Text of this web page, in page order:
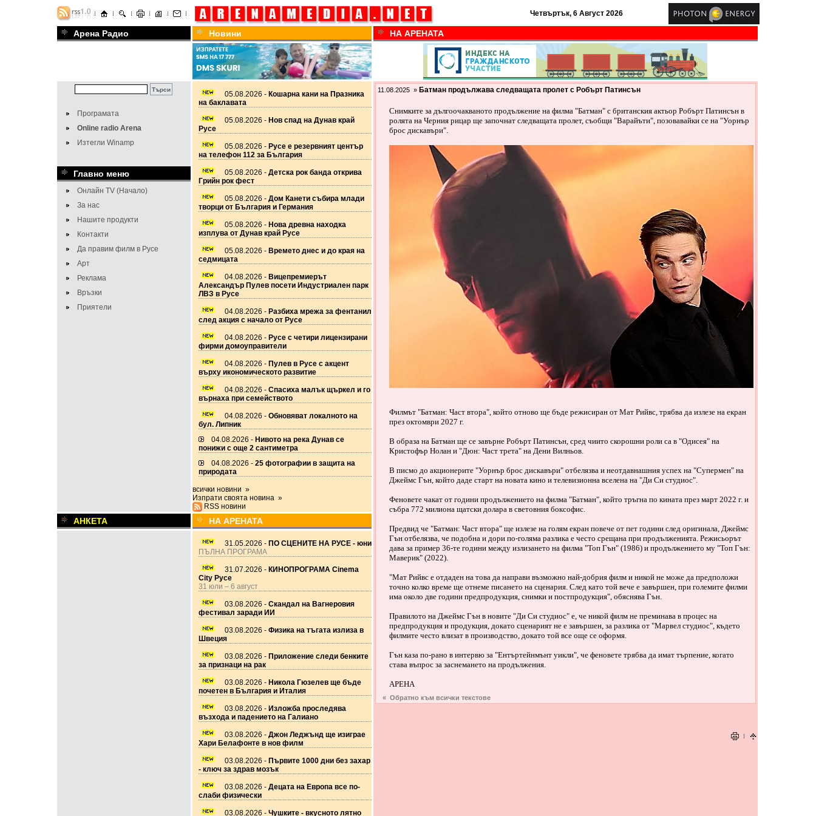
Четвъртък, 6 Август 2026
Арена Радио Новини НА АРЕНАТА
Програмата
Online radio Arena
Изтегли Winamp
Главно меню
Онлайн TV (Начало)
За нас
Нашите продукти
Контакти
Да правим филм в Русе
Арт
Реклама
Връзки
Приятели
05.08.2026 - Кошарна кани на Празника
на баклавата
05.08.2026 - Нов спад на Дунав край
Русе
05.08.2026 - Русе е резервният център
на телефон 112 за България
05.08.2026 - Детска рок банда открива
Грийн рок фест
05.08.2026 - Дом Канети събира млади
творци от България и Германия
05.08.2026 - Нова древна находка
изплува от Дунав край Русе
05.08.2026 - Времето днес и до края на
седмицата
04.08.2026 - Вицепремиерът
Александър Пулев посети Индустриален парк
ЛВЗ в Русе
04.08.2026 - Разбиха мрежа за фентанил
след акция с начало от Русе
04.08.2026 - Русе с четири лицензирани
фирми домоуправители
04.08.2026 - Пулев в Русе с акцент
върху икономическото развитие
04.08.2026 - Спасиха малък щъркел и го
върнаха при семейството
04.08.2026 - Обновяват локалното на
бул. Липник
04.08.2026 - Нивото на река Дунав се
понижи с още 2 сантиметра
04.08.2026 - 25 фотографии в защита на
природата
всички новини »
Изпрати своята новина »
RSS новини
11.08.2025 » Батман продължава следващата пролет с Робърт Патинсън
Снимките за дългоочакваното продължение на филма "Батман" с британския актьор Робърт Патинсън в
ролята на Черния рицар ще започнат следващата пролет, съобщи "Варайъти", позовавайки се на "Уорнър
брос дискавъри".
Филмът "Батман: Част втора", който отново ще бъде режисиран от Мат Рийвс, трябва да излезе на екран
през октомври 2027 г.
В образа на Батман ще се завърне Робърт Патинсън, сред чиито скорошни роли са в "Одисея" на
Кристофър Нолан и "Дюн: Част трета" на Дени Вилньов.
В писмо до акционерите "Уорнър брос дискавъри" отбелязва и неотдавнашния успех на "Супермен" на
Джеймс Гън, който даде старт на новата кино и телевизионна вселена на "Ди Си студиос".
Феновете чакат от години продължението на филма "Батман", който тръгна по кината през март 2022 г. и
събра 772 милиона щатски долара в световния боксофис.
Предвид че "Батман: Част втора" ще излезе на голям екран повече от пет години след оригинала, Джеймс
Гън отбелязва, че подобна и дори по-голяма разлика е често срещана при продълженията. Режисьорът
дава за пример 36-те години между излизането на филма "Топ Гън" (1986) и продължението му "Топ Гън:
Маверик" (2022).
"Мат Рийвс е отдаден на това да направи възможно най-добрия филм и никой не може да предположи
точно колко време ще отнеме писането на сценария. След като той вече е завършен, при големите филми
има около две години предпродукция, снимки и постпродукция", обяснява Гън.
Правилото на Джеймс Гън в новите "Ди Си студиос" е, че никой филм не преминава в процес на
предпродукция и продукция, докато сценарият не е завършен, за разлика от "Марвел студиос", където
филмите често влизат в производство, докато той все още се оформя.
Гън каза по-рано в интервю за "Ентъртейнмънт уикли", че феновете трябва да имат търпение, когато
става въпрос за заснемането на продължения.
АРЕНА
« Обратно към всички текстове
АНКЕТА НА АРЕНАТА
31.05.2026 - ПО СЦЕНИТЕ НА РУСЕ - юни
ПЪЛНА ПРОГРАМА
31.07.2026 - КИНОПРОГРАМА Cinema
City Русе
31 юли – 6 август
03.08.2026 - Скандал на Вагнеровия
фестивал заради ИИ
03.08.2026 - Физика на тъгата излиза в
Швеция
03.08.2026 - Приложение следи бенките
за признаци на рак
03.08.2026 - Никола Гюзелев ще бъде
почетен в България и Италия
03.08.2026 - Изложба проследява
възхода и падението на Галиано
03.08.2026 - Джон Леджънд ще изиграе
Хари Белафонте в нов филм
03.08.2026 - Първите 1000 дни без захар
- ключ за здрав мозък
03.08.2026 - Децата на Европа все по-
слаби физически
03.08.2026 - Чушките - вкусното лятно